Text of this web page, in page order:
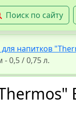
Поиск по сайту
напитков
0,5 / 0,75 л.